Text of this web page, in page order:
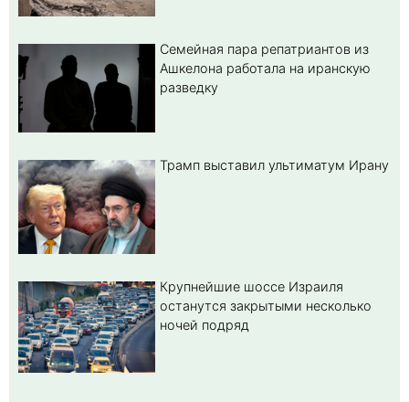
Семейная пара репатриантов из
Ашкелона работала на иранскую
разведку
Трамп выставил ультиматум Ирану
Крупнейшие шоссе Израиля
останутся закрытыми несколько
ночей подряд